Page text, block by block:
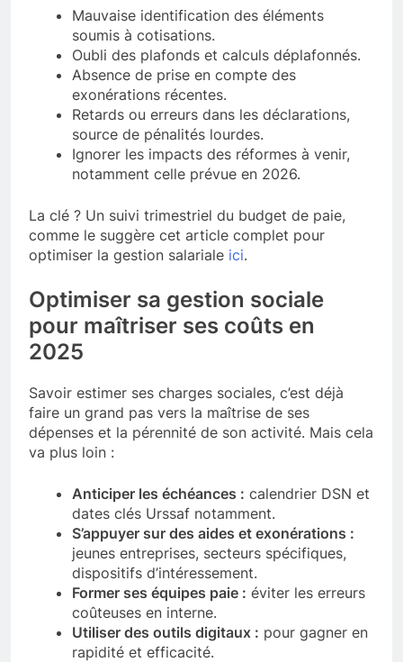
Mauvaise identification des éléments
soumis à cotisations.
Oubli des plafonds et calculs déplafonnés.
Absence de prise en compte des
exonérations récentes.
Retards ou erreurs dans les déclarations,
source de pénalités lourdes.
Ignorer les impacts des réformes à venir,
notamment celle prévue en 2026.
La clé ? Un suivi trimestriel du budget de paie,
comme le suggère cet article complet pour
optimiser la gestion salariale ici.
Optimiser sa gestion sociale
pour maîtriser ses coûts en
2025
Savoir estimer ses charges sociales, c’est déjà
faire un grand pas vers la maîtrise de ses
dépenses et la pérennité de son activité. Mais cela
va plus loin :
Anticiper les échéances : calendrier DSN et
dates clés Urssaf notamment.
S’appuyer sur des aides et exonérations :
jeunes entreprises, secteurs spécifiques,
dispositifs d’intéressement.
Former ses équipes paie : éviter les erreurs
coûteuses en interne.
Utiliser des outils digitaux : pour gagner en
rapidité et efficacité.